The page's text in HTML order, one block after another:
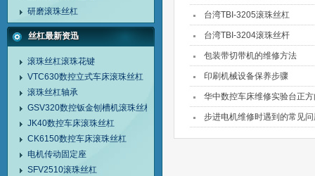
研磨滚珠丝杠
丝杠最新资迅
滚珠丝杠滚珠花键
VTC630数控立式车床滚珠丝杠
滚珠丝杠轴承
GSV320数控钣金刨槽机滚珠丝杠
JK40数控车床滚珠丝杠
CK6150数控车床滚珠丝杠
电机传动固定座
SFV2510滚珠丝杠
台湾TBI-3205滚珠丝杠
台湾TBI-3204滚珠丝杆
包装带切带机的维修方法
印刷机械设备保养步骤
华中数控车床维修实验台正
步进电机维修时遇到的常见